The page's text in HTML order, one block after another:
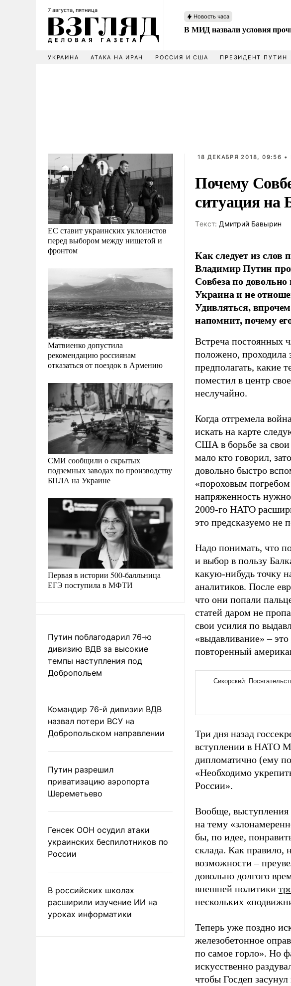
7 августа, пятница
Новость часа
В МИД назвали условия
УКРАИНА АТАКА НА ИРАН РОССИЯ И США ПРЕЗИДЕНТ ПУТИН
ЕС ставит украинских уклонистов
перед выбором между нищетой и
фронтом
Матвиенко допустила
рекомендацию россиянам
отказаться от поездок в Армению
СМИ сообщили о скрытых
подземных заводах по производству
БПЛА на Украине
Первая в истории 500-балльница
ЕГЭ поступила в МФТИ
Путин поблагодарил 76-ю
дивизию ВДВ за высокие
темпы наступления под
Добропольем
Командир 76-й дивизии ВДВ
назвал потери ВСУ на
Добропольском направлении
Путин разрешил
приватизацию аэропорта
Шереметьево
Генсек ООН осудил атаки
украинских беспилотников по
России
В российских школах
расширили изучение ИИ на
уроках информатики
18 ДЕКАБРЯ 2018, 09:56 •
Почему
ситуация на
Tекст: Дмитрий Бавырин
Как следует из слов
Владимир Путин
Совбеза по
Украина и не
Удивляться,
напомнит, почему
Встреча постоянных
положено,
предполагать, какие
поместил в центр
неслучайно.
Когда отгремела
искать на карте
США в борьбе за свои
мало кто говорил,
довольно быстро
«пороховым
напряженность
2009-го НАТО
это предсказуемо не
Надо понимать, что
и выбор в пользу
какую-нибудь точку
аналитиков. После
что они попали
статей даром не
свои усилия по
«выдавливание» –
повторенный
Три дня назад
вступлении в НАТО
дипломатично (ему
«Необходимо
России».
Вообще, выступления
на тему
бы, по идее,
склада. Как правило,
возможности –
довольно долгого
внешней политики
нескольких
Теперь уже поздно
железобетонное
по самое горло». Но
искусственно
чтобы Госдеп засунул